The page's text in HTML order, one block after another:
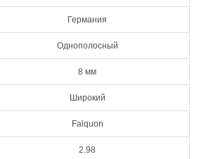
Германия
Однополосный
8 мм
Широкий
Falquon
2.98